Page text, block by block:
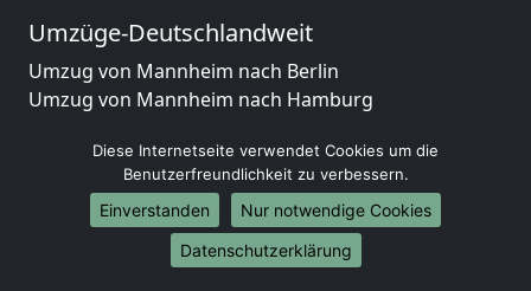
Umzüge-Deutschlandweit
Umzug von Mannheim nach Berlin
Umzug von Mannheim nach Hamburg
Umzug von Mannheim nach Köln
Umzug von Mannheim nach Frankfurt am Main
Umzug von Mannheim nach Stuttgart
Umzug von Mannheim nach Düsseldorf
Umzug von Mannheim nach Leipzig
Diese Internetseite verwendet Cookies um die
Benutzerfreundlichkeit zu verbessern.
Einverstanden
Nur notwendige Cookies
Datenschutzerklärung